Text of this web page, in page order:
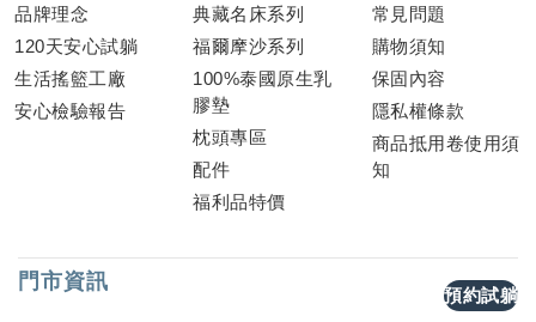
品牌理念
120天安心試躺
生活搖籃工廠
安心檢驗報告
典藏名床系列
福爾摩沙系列
100%泰國原生乳
膠墊
枕頭專區
配件
福利品特價
常見問題
購物須知
保固內容
隱私權條款
商品抵用卷使用須
知
門市資訊
預約試躺